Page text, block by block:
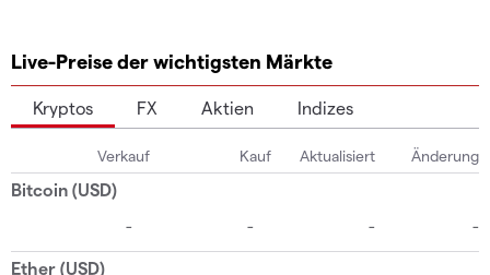
Live-Preise der wichtigsten Märkte
Kryptos FX Aktien Indizes